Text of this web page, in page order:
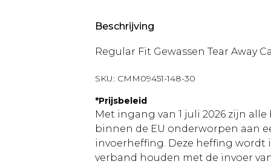
Beschrijving
Regular Fit Gewassen Tear
SKU: CMM09451-148-30
*Prijsbeleid
Met ingang van 1 juli 2026 zijn
binnen de EU onderworpen aan
invoerheffing. Deze heffing
verband houden met de invoer